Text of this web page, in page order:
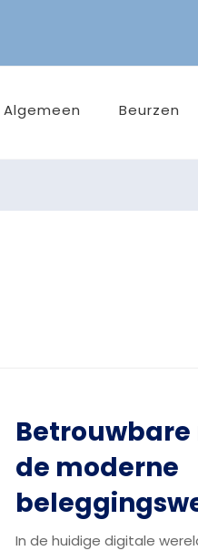
Algemeen Beurzen
de moderne
In de huidige digitale